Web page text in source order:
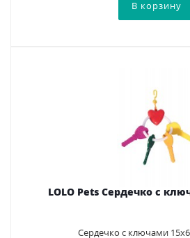
LOLO Pets Сердечко с
Сердечко с ключами